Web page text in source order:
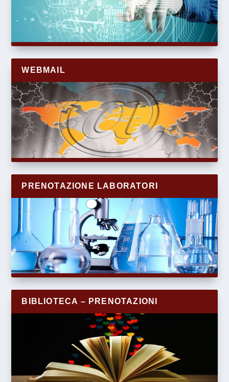
WEBMAIL
PRENOTAZIONE LABORATORI
BIBLIOTECA – PRENOTAZIONI